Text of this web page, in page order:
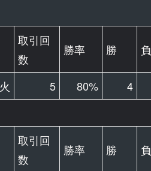
取引回
数
勝率 勝 負
火 5 80% 4
取引回
数
勝率 勝 負